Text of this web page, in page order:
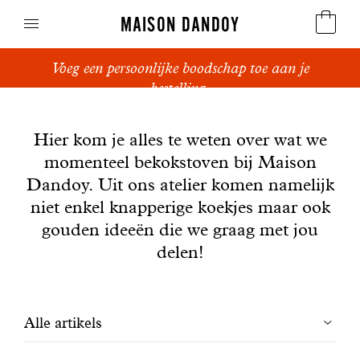
MAISON DANDOY
Speculoos
Suikerbrood en peperkoek
Cakes
Snoepgoed
Voeg een persoonlijke boodschap toe aan je
bestelling.
Hier kom je alles te weten over wat we
momenteel bekokstoven bij Maison
Dandoy. Uit ons atelier komen namelijk
niet enkel knapperige koekjes maar ook
gouden ideeën die we graag met jou
delen!
Filtrer
Alle artikels